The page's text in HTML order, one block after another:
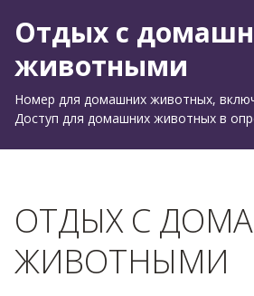
Отдых с
животными
Номер для домашних животных,
Доступ для домашних животных в
ОТДЫХ С
ЖИВОТНЫМИ